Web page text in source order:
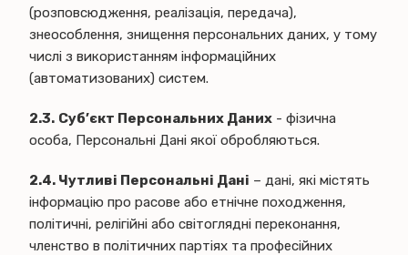
(розповсюдження, реалізація, передача),
знеособлення, знищення персональних даних, у тому
числі з використанням інформаційних
(автоматизованих) систем.
2.3. Суб’єкт Персональних Даних - фізична
особа, Персональні Дані якої обробляються.
2.4. Чутливі Персональні Дані – дані, які містять
інформацію про расове або етнічне походження,
політичні, релігійні або світоглядні переконання,
членство в політичних партіях та професійних